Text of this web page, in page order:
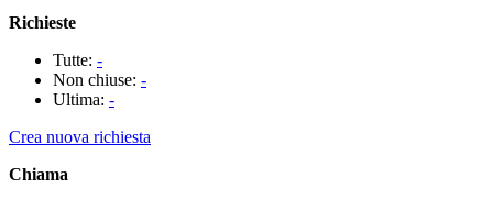
Richieste
Tutte: -
Non chiuse: -
Ultima: -
Crea nuova richiesta
Chiama